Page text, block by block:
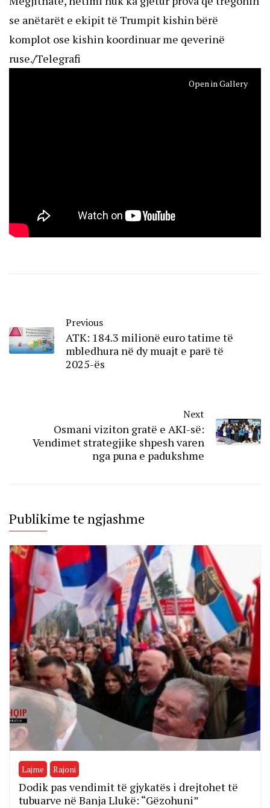
se anëtarët e ekipit të Trumpit kishin bërë
komplot ose kishin koordinuar me qeverinë
ruse./Telegrafi
Open in Gallery
Previous
ATK: 184.3 milionë euro tatime të
mbledhura në dy muajt e parë të
2025-ës
Next
Osmani viziton gratë e AKI-së:
Vendimet strategjike shpesh varen
nga puna e padukshme
Publikime te ngjashme
Lajme Rajoni
Dodik pas vendimit të gjykatës i drejtohet të
tubuarve në Banja Llukë: “Gëzohuni”